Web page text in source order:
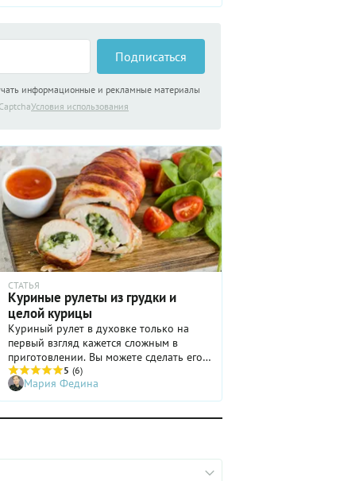
Подписаться
информационные и рекламные материалы
Условия использования
СТАТЬЯ
Куриные рулеты из грудки и
целой курицы
Куриный рулет в духовке только на
первый взгляд кажется сложным в
приготовлении. Вы можете сделать его
из целой птицы, а можете только из
грудки. Готовьте, как вам нравится: с
сухофруктами или грибами, с
брусничным соусом или в беконе.
блюдо в копилку новогодних и
5 (6)
Мария Федина